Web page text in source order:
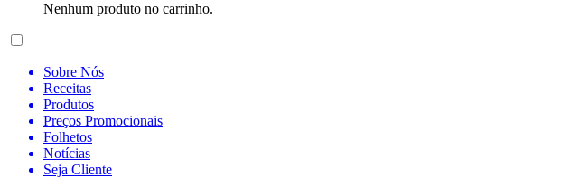
Nenhum produto no carrinho.
Sobre Nós
Receitas
Produtos
Preços Promocionais
Folhetos
Notícias
Seja Cliente